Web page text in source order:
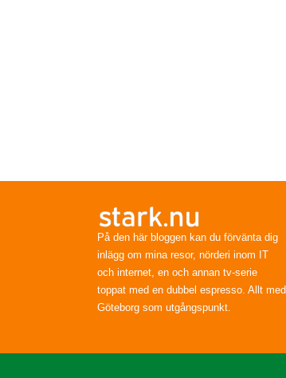
På den här bloggen kan du förvänta dig
inlägg om mina resor, nörderi inom IT
och internet, en och annan tv-serie
toppat med en dubbel espresso. Allt med
Göteborg som utgångspunkt.